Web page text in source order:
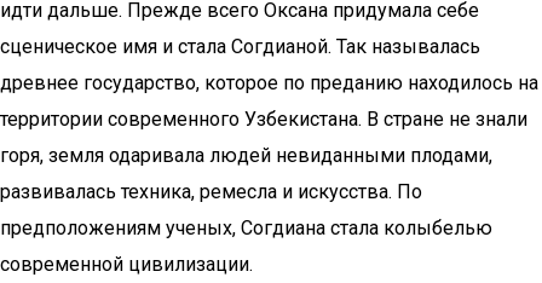
идти дальше. Прежде всего Оксана придумала себе
сценическое имя и стала Согдианой. Так называлась
древнее государство, которое по преданию находилось на
территории современного Узбекистана. В стране не знали
горя, земля одаривала людей невиданными плодами,
развивалась техника, ремесла и искусства. По
предположениям ученых, Согдиана стала колыбелью
современной цивилизации.